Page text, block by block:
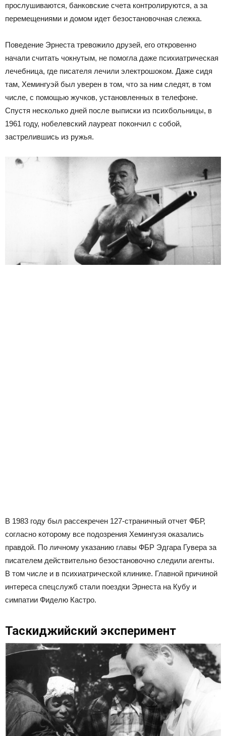
прослушиваются, банковские счета контролируются, а за
перемещениями и домом идет безостановочная слежка.
Поведение Эрнеста тревожило друзей, его откровенно
начали считать чокнутым, не помогла даже психиатрическая
лечебница, где писателя лечили электрошоком. Даже сидя
там, Хемингуэй был уверен в том, что за ним следят, в том
числе, с помощью жучков, установленных в телефоне.
Спустя несколько дней после выписки из психбольницы, в
1961 году, нобелевский лауреат покончил с собой,
застрелившись из ружья.
В 1983 году был рассекречен 127-страничный отчет ФБР,
согласно которому все подозрения Хемингуэя оказались
правдой. По личному указанию главы ФБР Эдгара Гувера за
писателем действительно безостановочно следили агенты.
В том числе и в психиатрической клинике. Главной причиной
интереса спецслужб стали поездки Эрнеста на Кубу и
симпатии Фиделю Кастро.
Таскиджийский эксперимент